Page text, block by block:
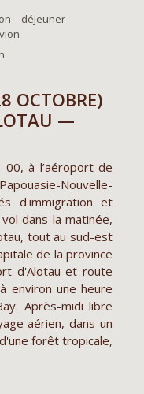
– déjeuner
OCTOBRE)
—
à l’aéroport de
Nouvelle-
d'immigration et
dans la matinée,
tout au sud-est
de la province
d'Alotau et route
environ une heure
Après-midi libre
aérien, dans un
forêt tropicale,